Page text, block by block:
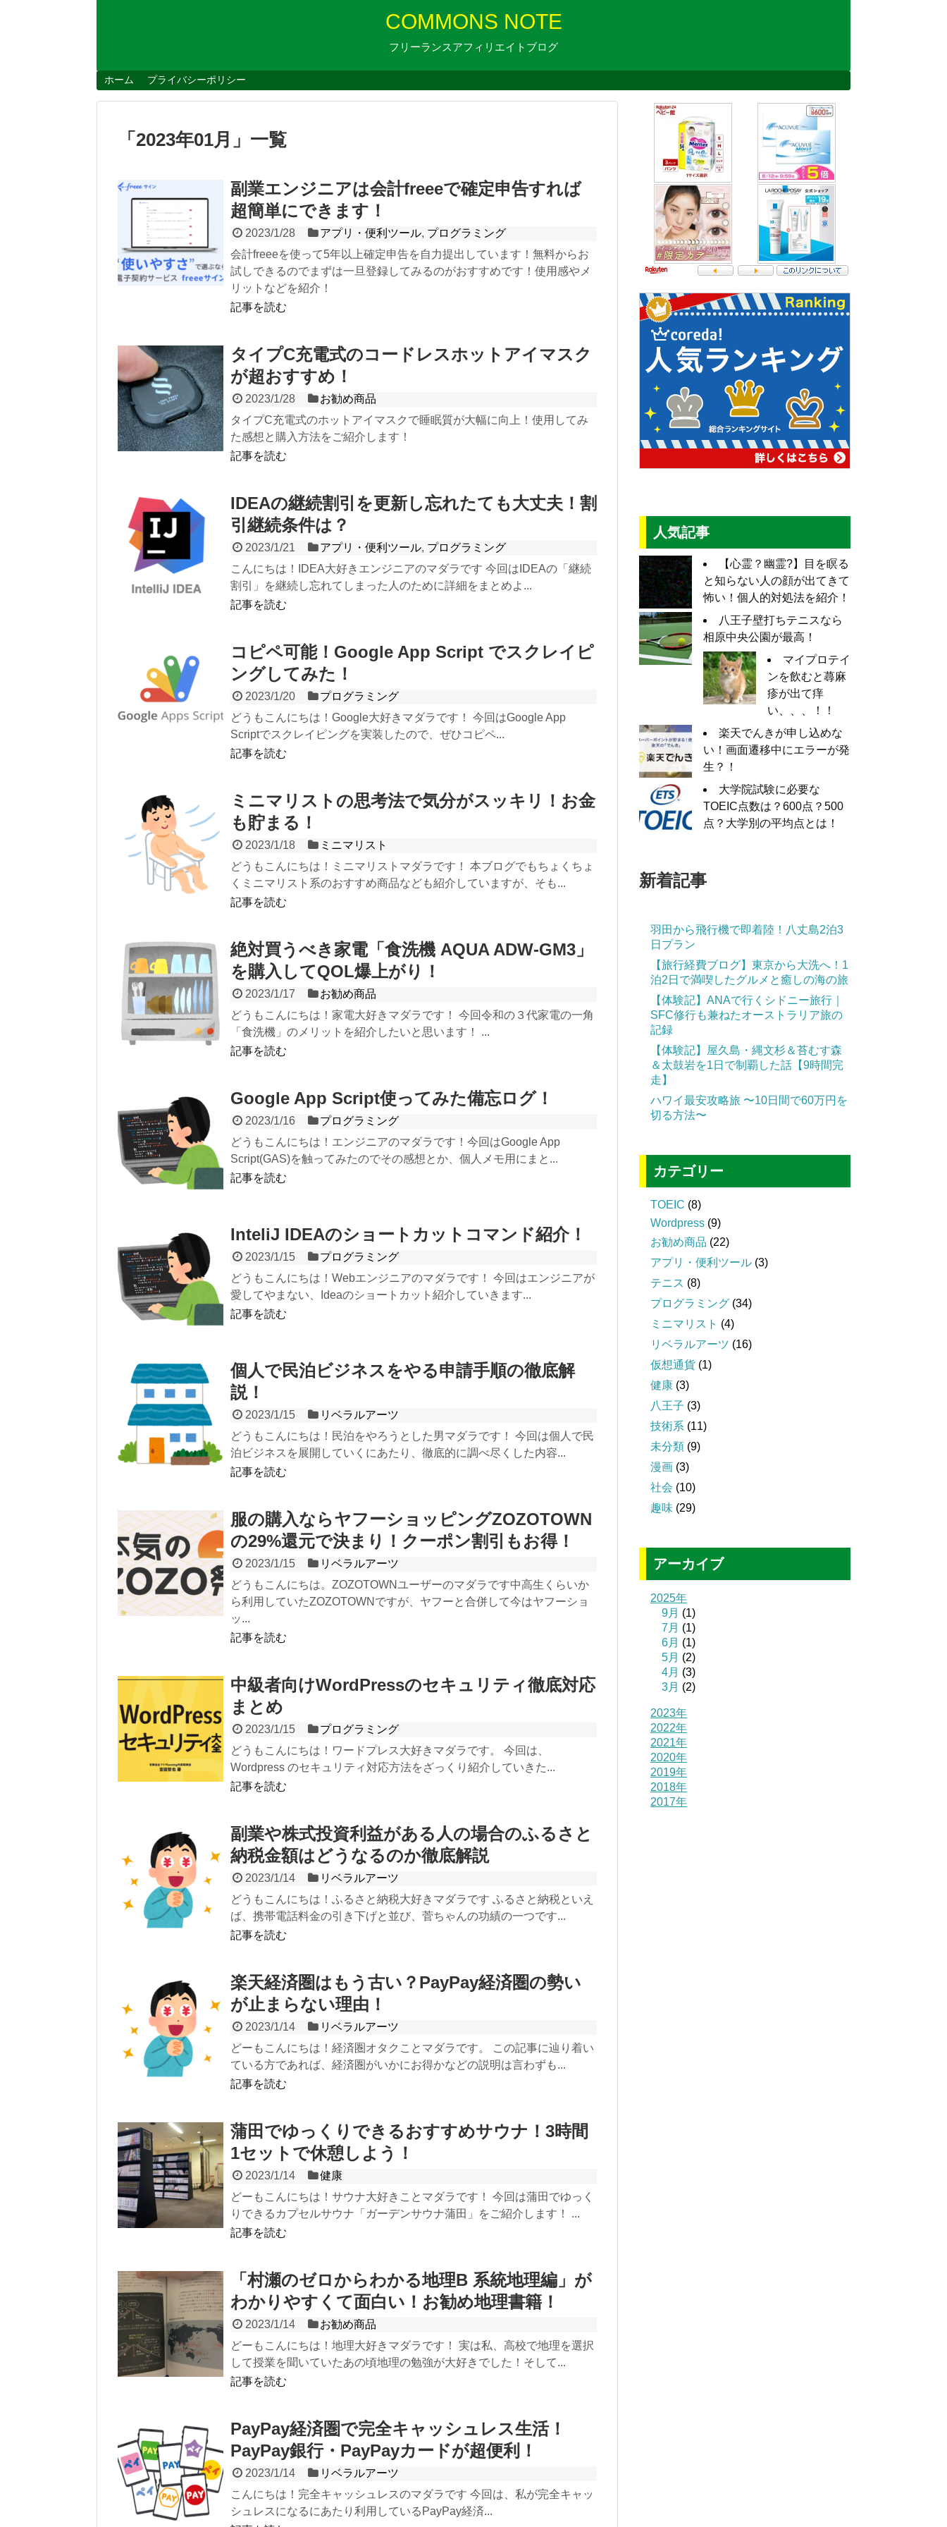
COMMONS NOTE
フリーランスアフィリエイトブログ
ホーム プライバシーポリシー
「 2023年01月 」 一覧
副業エンジニアは会計freeeで確定申告すれば
超簡単にできます！
2023/1/28 アプリ・便利ツール, プログラミング
会計freeeを使って5年以上確定申告を自力提出しています！無料からお
試しできるのでまずは一旦登録してみるのがおすすめです！使用感やメ
リットなどを紹介！
記事を読む
タイプC充電式のコードレスホットアイマスク
が超おすすめ！
2023/1/28
お勧め商品
タイプC充電式のホットアイマスクで睡眠質が大幅に向上！使用してみ
た感想と購入方法をご紹介します！
記事を読む
IDEAの継続割引を更新し忘れたても大丈夫！割
引継続条件は？
2023/1/21 アプリ・便利ツール, プログラミング
こんにちは！IDEA大好きエンジニアのマダラです 今回はIDEAの「継続
割引」を継続し忘れてしまった人のために詳細をまとめよ...
記事を読む
コピペ可能！Google App Script でスクレイピ
ングしてみた！
2023/1/20
プログラミング
どうもこんにちは！Google大好きマダラです！ 今回はGoogle App
Scriptでスクレイピングを実装したので、ぜひコピペ...
記事を読む
ミニマリストの思考法で気分がスッキリ！お金
も貯まる！
2023/1/18
ミニマリスト
どうもこんにちは！ミニマリストマダラです！ 本ブログでもちょくちょ
くミニマリスト系のおすすめ商品なども紹介していますが、そも...
記事を読む
絶対買うべき家電「食洗機 AQUA ADW-GM3」
を購入してQOL爆上がり！
2023/1/17
お勧め商品
どうもこんにちは！家電大好きマダラです！ 今回令和の３代家電の一角
「食洗機」のメリットを紹介したいと思います！ ...
記事を読む
Google App Script使ってみた備忘ログ！
2023/1/16
プログラミング
どうもこんにちは！エンジニアのマダラです！今回はGoogle App
Script(GAS)を触ってみたのでその感想とか、個人メモ用にまと...
記事を読む
InteliJ IDEAのショートカットコマンド紹介！
2023/1/15
プログラミング
どうもこんにちは！Webエンジニアのマダラです！ 今回はエンジニアが
愛してやまない、Ideaのショートカット紹介していきます...
記事を読む
個人で民泊ビジネスをやる申請手順の徹底解
説！
2023/1/15
リベラルアーツ
どうもこんにちは！民泊をやろうとした男マダラです！ 今回は個人で民
泊ビジネスを展開していくにあたり、徹底的に調べ尽くした内容...
記事を読む
服の購入ならヤフーショッピングZOZOTOWN
の29%還元で決まり！クーポン割引もお得！
2023/1/15
リベラルアーツ
どうもこんにちは。ZOZOTOWNユーザーのマダラです中高生くらいか
ら利用していたZOZOTOWNですが、ヤフーと合併して今はヤフーショ
ッ...
記事を読む
中級者向けWordPressのセキュリティ徹底対応
まとめ
2023/1/15
プログラミング
どうもこんにちは！ワードプレス大好きマダラです。 今回は、
Wordpress のセキュリティ対応方法をざっくり紹介していきた...
記事を読む
副業や株式投資利益がある人の場合のふるさと
納税金額はどうなるのか徹底解説
2023/1/14
リベラルアーツ
どうもこんにちは！ふるさと納税大好きマダラです ふるさと納税といえ
ば、携帯電話料金の引き下げと並び、菅ちゃんの功績の一つです...
記事を読む
楽天経済圏はもう古い？PayPay経済圏の勢い
が止まらない理由！
2023/1/14
リベラルアーツ
どーもこんにちは！経済圏オタクことマダラです。 この記事に辿り着い
ている方であれば、経済圏がいかにお得かなどの説明は言わずも...
記事を読む
蒲田でゆっくりできるおすすめサウナ！3時間
1セットで休憩しよう！
2023/1/14
健康
どーもこんにちは！サウナ大好きことマダラです！ 今回は蒲田でゆっく
りできるカプセルサウナ「ガーデンサウナ蒲田」をご紹介します！ ...
記事を読む
「村瀬のゼロからわかる地理B 系統地理編」が
わかりやすくて面白い！お勧め地理書籍！
2023/1/14
お勧め商品
どーもこんにちは！地理大好きマダラです！ 実は私、高校で地理を選択
して授業を聞いていたあの頃地理の勉強が大好きでした！そして...
記事を読む
PayPay経済圏で完全キャッシュレス生活！
PayPay銀行・PayPayカードが超便利！
2023/1/14
リベラルアーツ
こんにちは！完全キャッシュレスのマダラです 今回は、私が完全キャッ
シュレスになるにあたり利用しているPayPay経済...
人気記事
【心霊？幽霊?】目を瞑る
と知らない人の顔が出てきて
怖い！個人的対処法を紹介！
八王子壁打ちテニスなら
相原中央公園が最高！
マイプロテイ
ンを飲むと蕁麻
疹が出て痒
い、、、！！
楽天でんきが申し込めな
い！画面遷移中にエラーが発
生？！
大学院試験に必要な
TOEIC点数は？600点？500
点？大学別の平均点とは！
新着記事
羽田から飛行機で即着陸！八丈島2泊3
日プラン
【旅行経費ブログ】東京から大洗へ！1
泊2日で満喫したグルメと癒しの海の旅
【体験記】ANAで行くシドニー旅行｜
SFC修行も兼ねたオーストラリア旅の
記録
【体験記】屋久島・縄文杉＆苔むす森
＆太鼓岩を1日で制覇した話【9時間完
走】
ハワイ最安攻略旅 〜10日間で60万円を
切る方法〜
カテゴリー
TOEIC (8)
Wordpress (9)
お勧め商品 (22)
アプリ・便利ツール (3)
テニス (8)
プログラミング (34)
ミニマリスト (4)
リベラルアーツ (16)
仮想通貨 (1)
健康 (3)
八王子 (3)
技術系 (11)
未分類 (9)
漫画 (3)
社会 (10)
趣味 (29)
アーカイブ
2025年
9月 (1)
7月 (1)
6月 (1)
5月 (2)
4月 (3)
3月 (2)
2023年
2022年
2021年
2020年
2019年
2018年
2017年